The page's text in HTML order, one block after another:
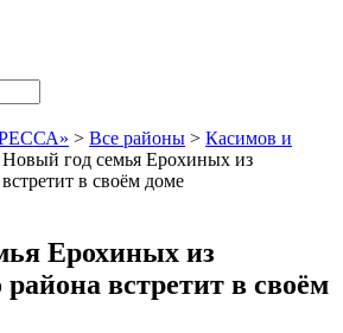
> Все районы > Касимов и
Новый год семья Ерохиных из
в своём доме
Ерохиных из
встретит в своём